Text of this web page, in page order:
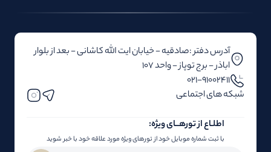
آدرس دفتر :صادقیه - خیابان ایت الله کاشانی - بعد از بلوار‌‌
اباذر - برج توپاز - واحد 107
۰۲۱-91002411
شبکه های اجتماعی
اطلـاع از تور‌هــای ویژه:
با ثبت شماره موبایل خود از تورهای ویژه مورد علاقه خود با خبر شوید